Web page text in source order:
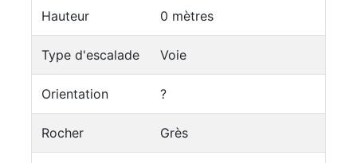
Hauteur 0 mètres
Type d'escalade Voie
Orientation ?
Rocher Grès